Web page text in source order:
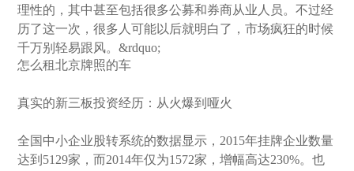
理性的，其中甚至包括很多公募和券商从业人员。不过经
历了这一次，很多人可能以后就明白了，市场疯狂的时候
千万别轻易跟风。&rdquo;
怎么租北京牌照的车
真实的新三板投资经历：从火爆到哑火
全国中小企业股转系统的数据显示，2015年挂牌企业数量
达到5129家，而2014年仅为1572家，增幅高达230%。也